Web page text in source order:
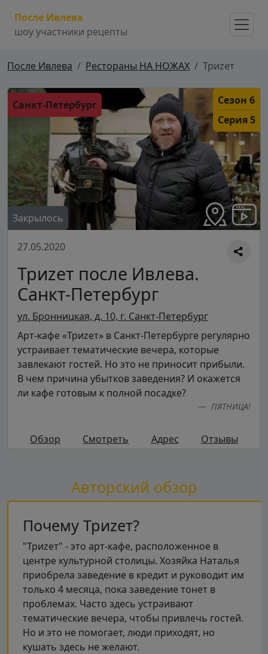
После Ивлева
шоу участники рецепты
После Ивлева Рестораны НА НОЖАХ Триzет
Санкт-Петербург
Сезон 6
Серия 5
Закрылось
27.05.2020
Триzет после Ивлева.
Санкт-Петербург
ул. Бронницкая, д. 10, г. Санкт-Петербург
Арт-кафе «Триzет» в Санкт-Петербурге регулярно
устраивает тематические вечера, которые
завлекают гостей. Но это не приносит прибыли.
В чем причина убытков заведения? И окажется
ли кафе готовым к полной посадке?
ПЯТНИЦА!
Обзор Смотреть Адрес Отзывы
Авторский обзор
Почему Триzет?
"Триzет" - это арт-кафе, расположенное в
центре культурной столицы. Хозяйка Наталья
приобрела заведение в кредит и руководит им
только 4 месяца, пока заведение тонет в
проблемах. Часто здесь устраивают
тематические вечера, чтобы привлечь гостей.
Но и это не помогает, люди приходят, но
кушать здесь не желают.